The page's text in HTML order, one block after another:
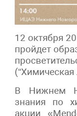
12 октября
пройдет
(“Химическая
В Нижнем
знания по
акции